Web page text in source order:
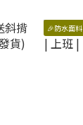
🎉防水面